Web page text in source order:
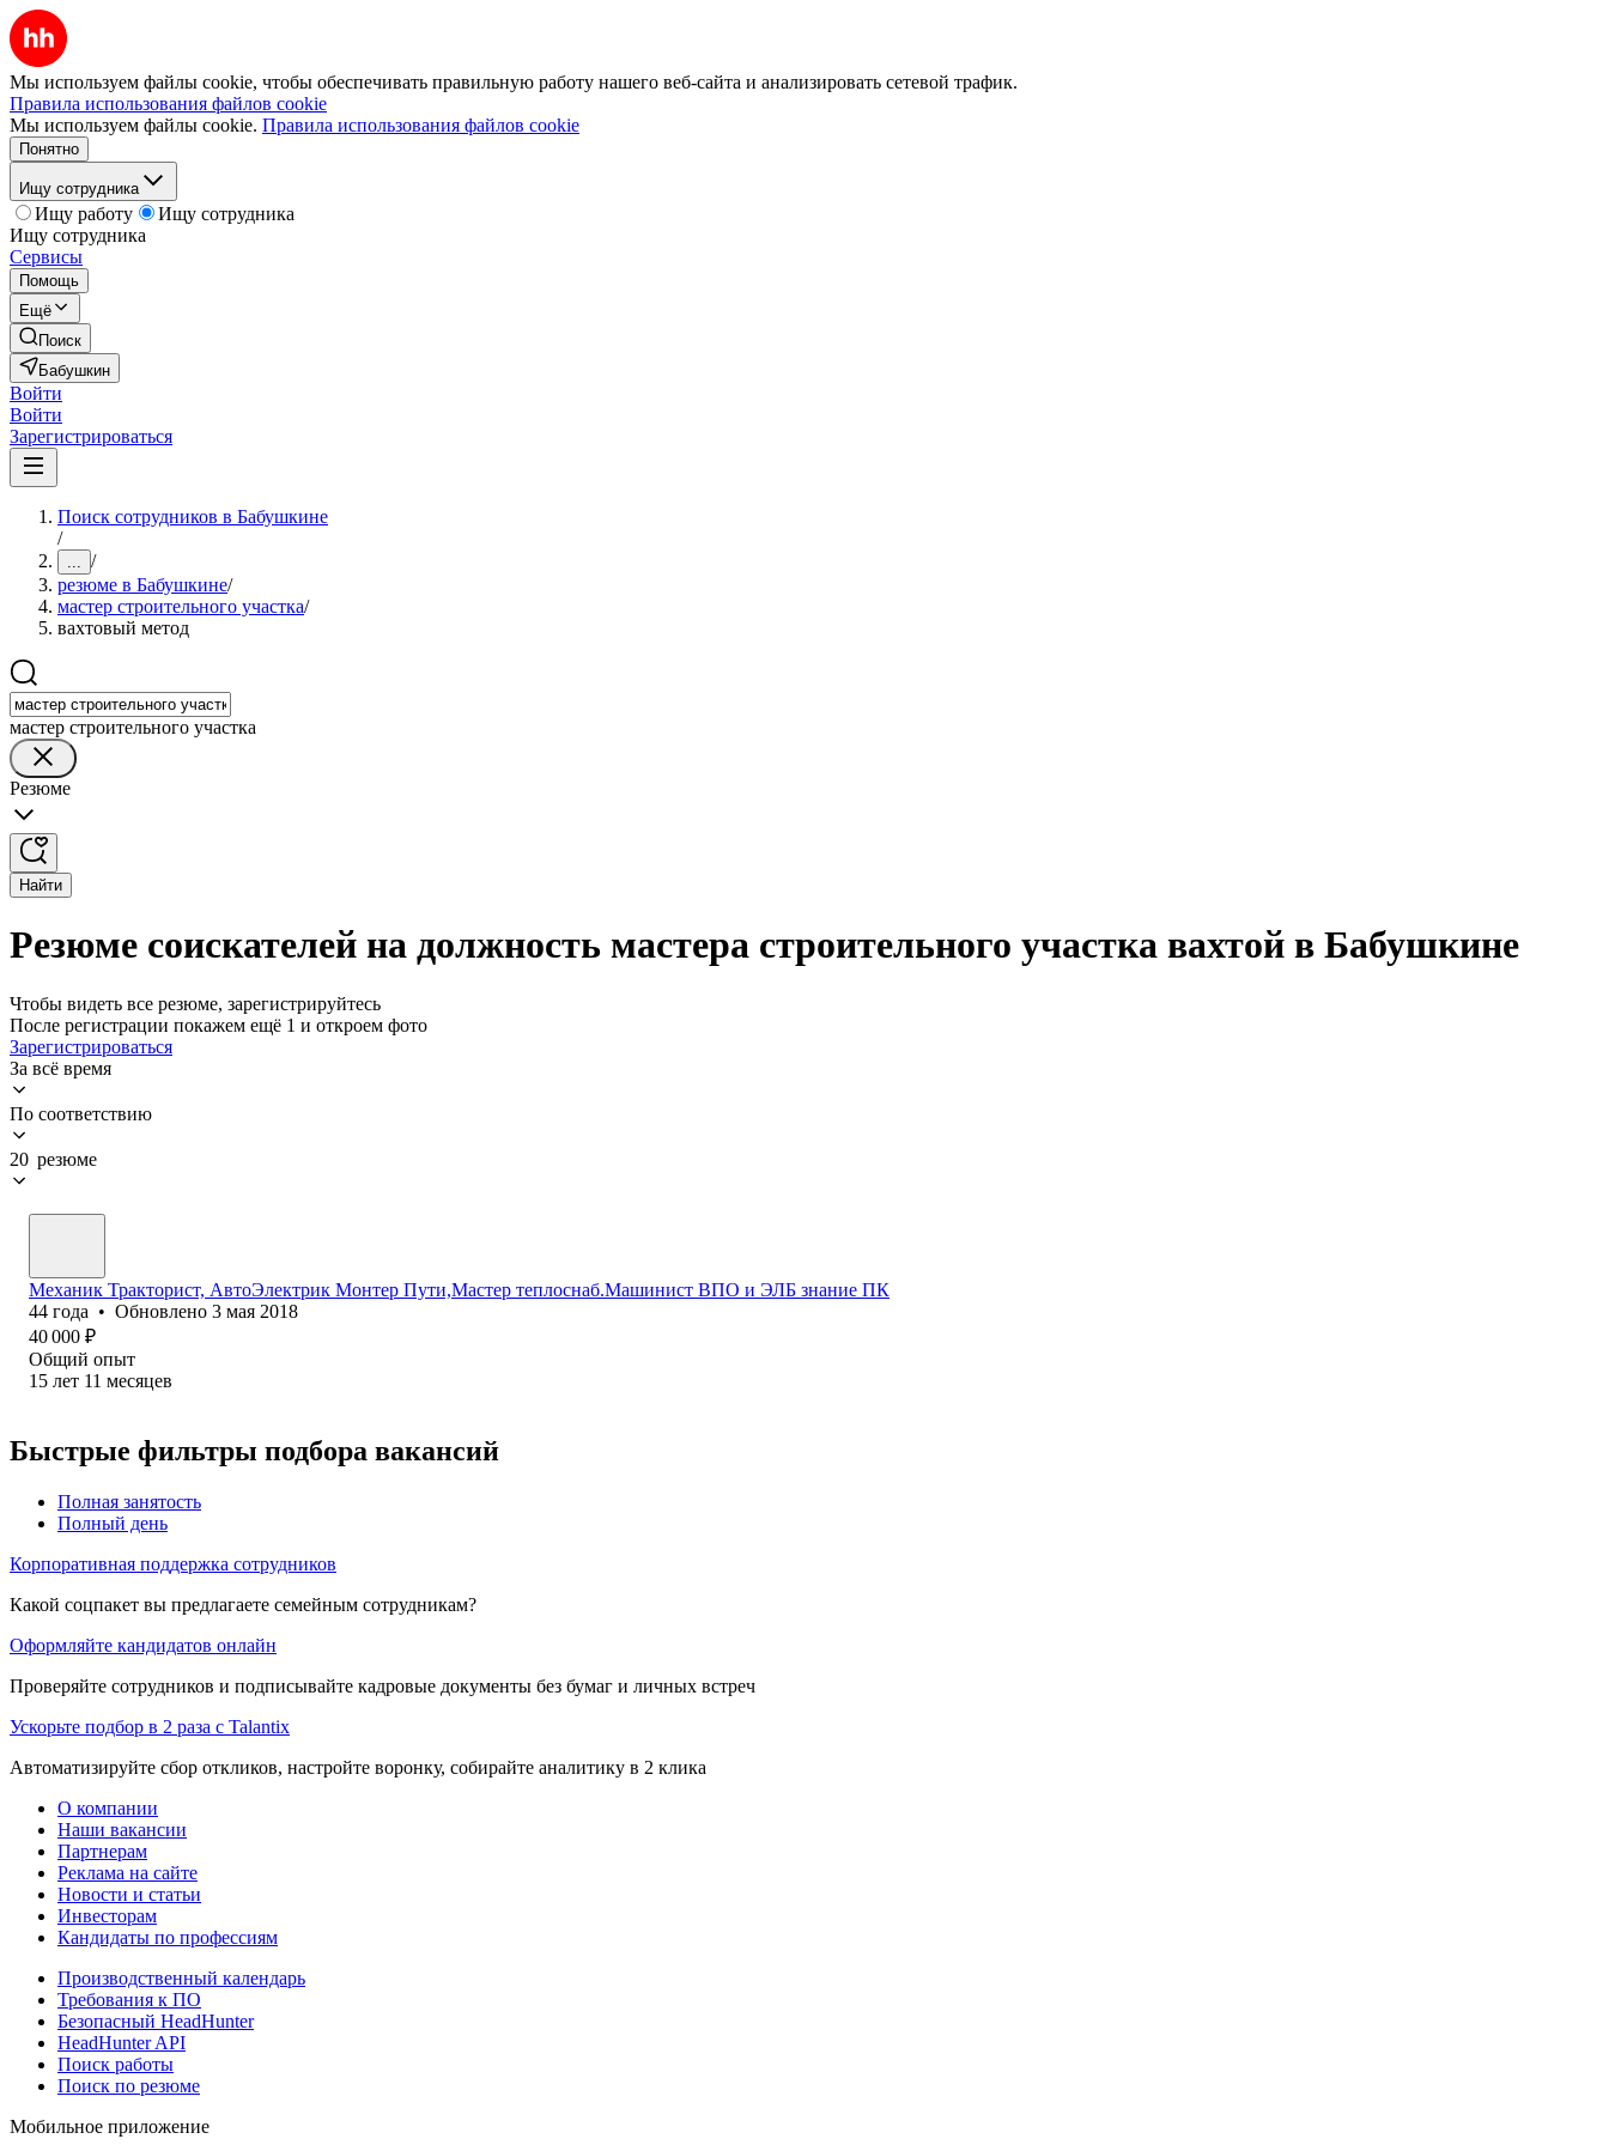
Мы используем файлы cookie, чтобы обеспечивать правильную работу нашего веб-сайта и анализировать сетевой трафик.
Правила использования файлов cookie
Мы используем файлы cookie. Правила использования файлов cookie
Понятно
Ищу сотрудника
Ищу работу
Ищу сотрудника
Ищу сотрудника
Сервисы
Помощь
Ещё
Поиск
Бабушкин
Войти
Войти
Зарегистрироваться
Поиск сотрудников в Бабушкине
/
... /
резюме в Бабушкине/
мастер строительного участка/
вахтовый метод
мастер строительного участка
Резюме
Найти
Резюме соискателей на должность мастера строительного участка вахтой в Бабушкине
Чтобы видеть все резюме, зарегистрируйтесь
После регистрации покажем ещё 1 и откроем фото
Зарегистрироваться
За всё время
По соответствию
20 резюме
Механик Тракторист, АвтоЭлектрик Монтер Пути,Мастер теплоснаб.Машинист ВПО и ЭЛБ знание ПК
44 года • Обновлено 3 мая 2018
40 000 ₽
Общий опыт
15 лет 11 месяцев
Быстрые фильтры подбора вакансий
Полная занятость
Полный день
Корпоративная поддержка сотрудников
Какой соцпакет вы предлагаете семейным сотрудникам?
Оформляйте кандидатов онлайн
Проверяйте сотрудников и подписывайте кадровые документы без бумаг и личных встреч
Ускорьте подбор в 2 раза с Talantix
Автоматизируйте сбор откликов, настройте воронку, собирайте аналитику в 2 клика
О компании
Наши вакансии
Партнерам
Реклама на сайте
Новости и статьи
Инвесторам
Кандидаты по профессиям
Производственный календарь
Требования к ПО
Безопасный HeadHunter
HeadHunter API
Поиск работы
Поиск по резюме
Мобильное приложение